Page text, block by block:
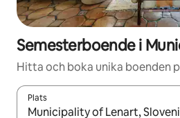
Semesterboende i
Hitta och boka unika boenden
Plats
När resultaten är tillgängliga kan